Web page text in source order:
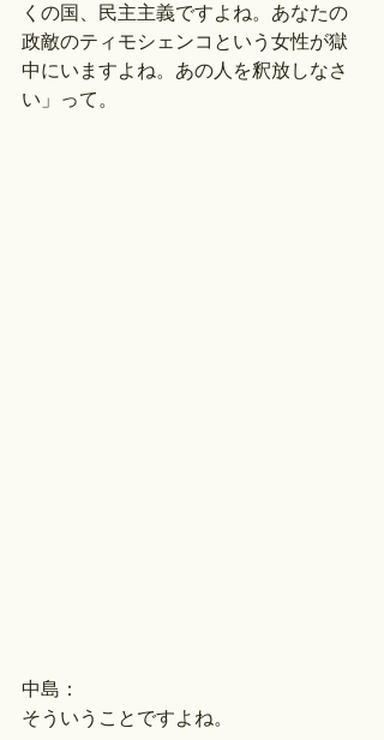
くの国、民主主義ですよね。あなたの
政敵のティモシェンコという女性が獄
中にいますよね。あの人を釈放しなさ
い」って。
中島：
そういうことですよね。